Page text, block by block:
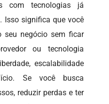
com tecnologias já
Isso significa que você
seu negócio sem ficar
ou tecnologia
escalabilidade
Se você busca
reduzir perdas e ter